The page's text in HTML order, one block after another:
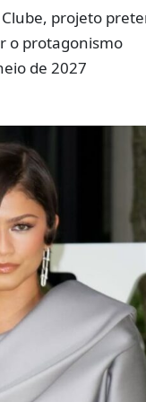
projeto
o protagonismo
de 2027